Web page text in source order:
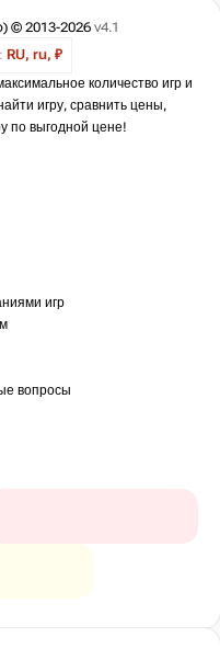
© 2013-2026 v4.1
RU, ru, ₽
количество игр и
игру, сравнить цены,
по выгодной цене!
игр
вопросы